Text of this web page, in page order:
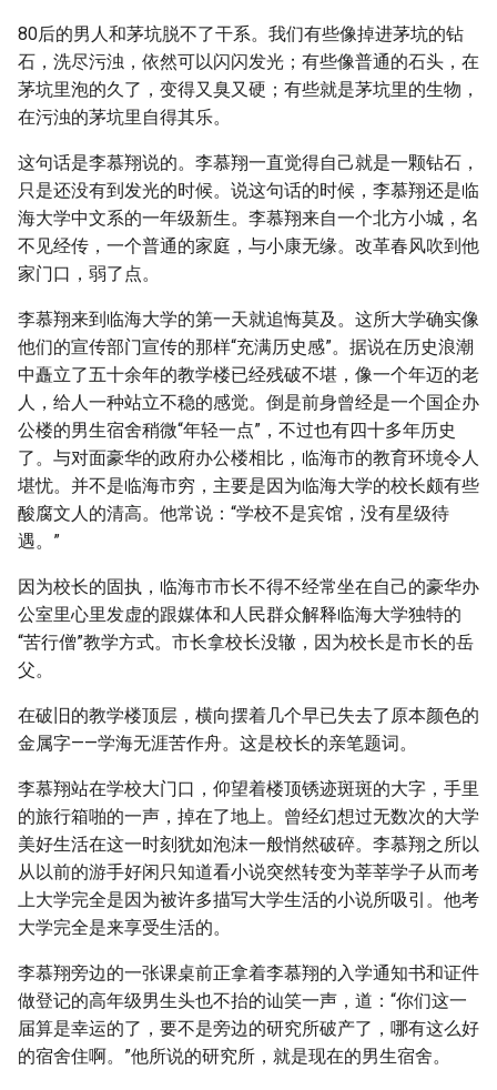
80后的男人和茅坑脱不了干系。我们有些像掉进茅坑的钻
石，洗尽污浊，依然可以闪闪发光；有些像普通的石头，在
茅坑里泡的久了，变得又臭又硬；有些就是茅坑里的生物，
在污浊的茅坑里自得其乐。
这句话是李慕翔说的。李慕翔一直觉得自己就是一颗钻石，
只是还没有到发光的时候。说这句话的时候，李慕翔还是临
海大学中文系的一年级新生。李慕翔来自一个北方小城，名
不见经传，一个普通的家庭，与小康无缘。改革春风吹到他
家门口，弱了点。
李慕翔来到临海大学的第一天就追悔莫及。这所大学确实像
他们的宣传部门宣传的那样“充满历史感”。据说在历史浪潮
中矗立了五十余年的教学楼已经残破不堪，像一个年迈的老
人，给人一种站立不稳的感觉。倒是前身曾经是一个国企办
公楼的男生宿舍稍微“年轻一点”，不过也有四十多年历史
了。与对面豪华的政府办公楼相比，临海市的教育环境令人
堪忧。并不是临海市穷，主要是因为临海大学的校长颇有些
酸腐文人的清高。他常说：“学校不是宾馆，没有星级待
遇。”
因为校长的固执，临海市市长不得不经常坐在自己的豪华办
公室里心里发虚的跟媒体和人民群众解释临海大学独特的
“苦行僧”教学方式。市长拿校长没辙，因为校长是市长的岳
父。
在破旧的教学楼顶层，横向摆着几个早已失去了原本颜色的
金属字——学海无涯苦作舟。这是校长的亲笔题词。
李慕翔站在学校大门口，仰望着楼顶锈迹斑斑的大字，手里
的旅行箱啪的一声，掉在了地上。曾经幻想过无数次的大学
美好生活在这一时刻犹如泡沫一般悄然破碎。李慕翔之所以
从以前的游手好闲只知道看小说突然转变为莘莘学子从而考
上大学完全是因为被许多描写大学生活的小说所吸引。他考
大学完全是来享受生活的。
李慕翔旁边的一张课桌前正拿着李慕翔的入学通知书和证件
做登记的高年级男生头也不抬的讪笑一声，道：“你们这一
届算是幸运的了，要不是旁边的研究所破产了，哪有这么好
的宿舍住啊。”他所说的研究所，就是现在的男生宿舍。